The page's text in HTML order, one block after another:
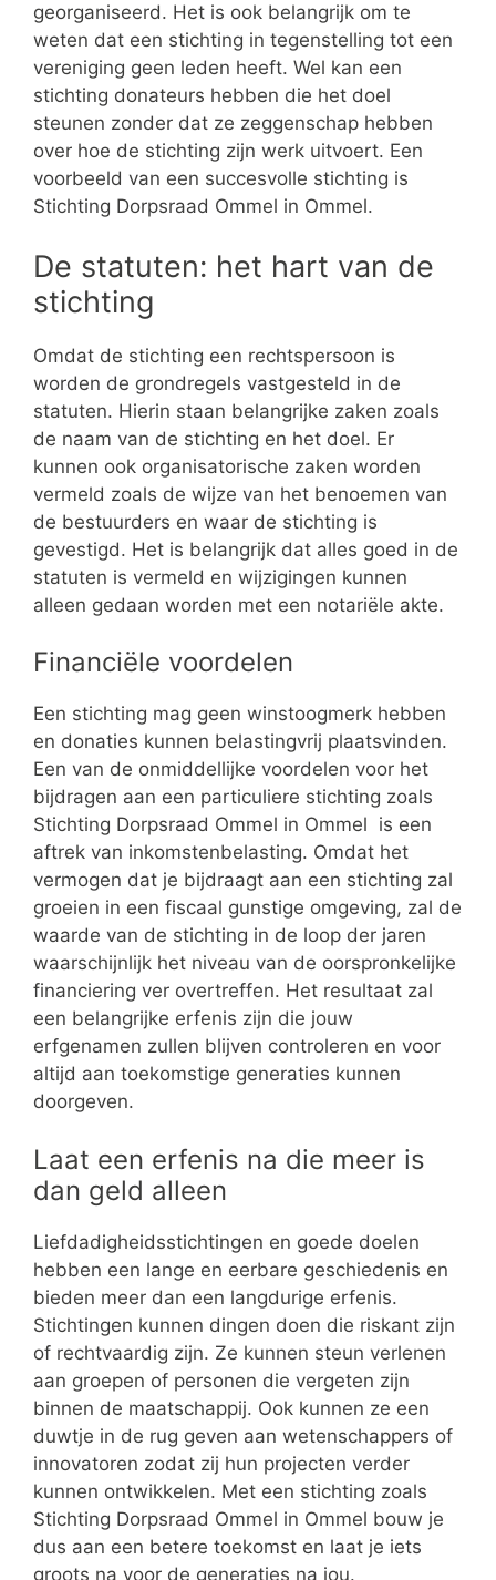
georganiseerd. Het is ook belangrijk om te
weten dat een stichting in tegenstelling tot een
vereniging geen leden heeft. Wel kan een
stichting donateurs hebben die het doel
steunen zonder dat ze zeggenschap hebben
over hoe de stichting zijn werk uitvoert. Een
voorbeeld van een succesvolle stichting is
Stichting Dorpsraad Ommel in Ommel.
De statuten: het hart van de
stichting
Omdat de stichting een rechtspersoon is
worden de grondregels vastgesteld in de
statuten. Hierin staan belangrijke zaken zoals
de naam van de stichting en het doel. Er
kunnen ook organisatorische zaken worden
vermeld zoals de wijze van het benoemen van
de bestuurders en waar de stichting is
gevestigd. Het is belangrijk dat alles goed in de
statuten is vermeld en wijzigingen kunnen
alleen gedaan worden met een notariële akte.
Financiële voordelen
Een stichting mag geen winstoogmerk hebben
en donaties kunnen belastingvrij plaatsvinden.
Een van de onmiddellijke voordelen voor het
bijdragen aan een particuliere stichting zoals
Stichting Dorpsraad Ommel in Ommel is een
aftrek van inkomstenbelasting. Omdat het
vermogen dat je bijdraagt aan een stichting zal
groeien in een fiscaal gunstige omgeving, zal de
waarde van de stichting in de loop der jaren
waarschijnlijk het niveau van de oorspronkelijke
financiering ver overtreffen. Het resultaat zal
een belangrijke erfenis zijn die jouw
erfgenamen zullen blijven controleren en voor
altijd aan toekomstige generaties kunnen
doorgeven.
Laat een erfenis na die meer is
dan geld alleen
Liefdadigheidsstichtingen en goede doelen
hebben een lange en eerbare geschiedenis en
bieden meer dan een langdurige erfenis.
Stichtingen kunnen dingen doen die riskant zijn
of rechtvaardig zijn. Ze kunnen steun verlenen
aan groepen of personen die vergeten zijn
binnen de maatschappij. Ook kunnen ze een
duwtje in de rug geven aan wetenschappers of
innovatoren zodat zij hun projecten verder
kunnen ontwikkelen. Met een stichting zoals
Stichting Dorpsraad Ommel in Ommel bouw je
dus aan een betere toekomst en laat je iets
groots na voor de generaties na jou.